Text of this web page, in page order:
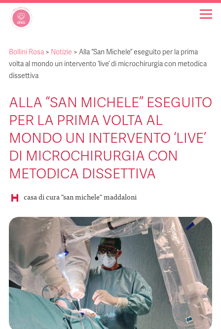
OSPEDALI BOLLINO ROSA
NOTIZIE
FAQ
Bollini Rosa > Notizie > Alla “San Michele” eseguito per la prima
volta al mondo un intervento ‘live’ di microchirurgia con metodica
dissettiva
ALLA “SAN MICHELE” ESEGUITO
PER LA PRIMA VOLTA AL
MONDO UN INTERVENTO ‘LIVE’
DI MICROCHIRURGIA CON
METODICA DISSETTIVA
casa di cura "san michele" maddaloni